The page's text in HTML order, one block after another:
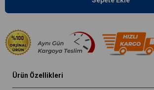
Ürün Özellikleri